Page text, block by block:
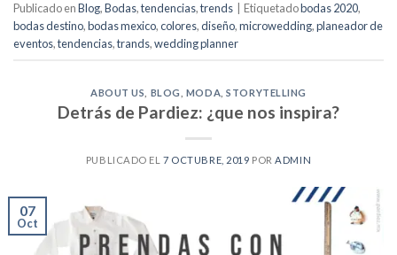
Publicado enBlog,Bodas,tendencias,trends Etiquetadobodas 2020,
bodas destino,bodas mexico,colores,diseño,microwedding,planeador de
eventos,tendencias,trands,wedding planner
ABOUT US BLOG MODA ,STORYTELLING
Detrás de Pardiez: ¿que nos inspira?
PUBLICADO EL7 OCTUBRE, 2019 PORADMIN
07
Oct